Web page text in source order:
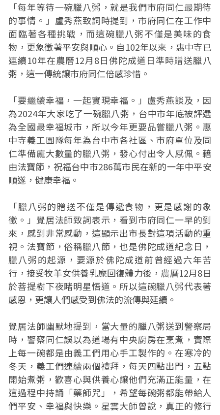
「每年等待一碗臘八粥，就是我們市府同仁最期待
的事情。」盧秀燕致詞時提到，市府同仁在工作中
面臨著各種挑戰，而這碗臘八粥不僅是美味的食
物，更象徵著平安與順心。自102年以來，惠中寺已
連續10年在農曆12月8日佛陀成道日準時贈送臘八
粥，這一傳統讓市府同仁倍感珍惜。
「要繼續幸福，一起實現幸福。」盧秀燕談及，因
為2024年大家吃了一碗臘八粥，台中市年底被評選
為全國最幸福城市，所以今年更要品嘗臘八粥。惠
中寺義工團隊每年為台中市各社區、市府單位及同
仁準備龐大數量的臘八粥，發心付出令人感佩。藉
由法寶節，祝福台中市286萬市民在新的一年中平安
順遂，健康幸福。
「臘八粥的贈送不僅是傳遞食物，更是感謝的象
徵。」覺居法師致詞表示，看到市府同仁一早的到
來，感到非常感動，這顯示出市長對這項活動的重
視。法寶節，俗稱臘八節，也是佛陀成道紀念日，
臘八粥的起源，要源於佛陀成道前曾經過六年苦
行，接受牧羊女供養乳糜回復體力後，農曆12月8日
於菩提樹下夜睹明星悟道。所以這碗臘八粥代表著
感恩，更讓人們感受到佛法的流傳與延續。
覺居法師幽默地提到，當大量的臘八粥送到警察局
時，警察同仁誤以為道場有中央廚房在烹煮，實際
上每一碗都是由義工們用心手工製作的。在寒冷的
冬天，義工們連續兩個禮拜，每天四點出門，五點
開始煮粥，歡喜心與供養心讓他們充滿正能量，在
這過程中持誦「藥師咒」，希望每碗粥都能帶給人
們平安、幸福與快樂。星雲大師曾說，真正的修行